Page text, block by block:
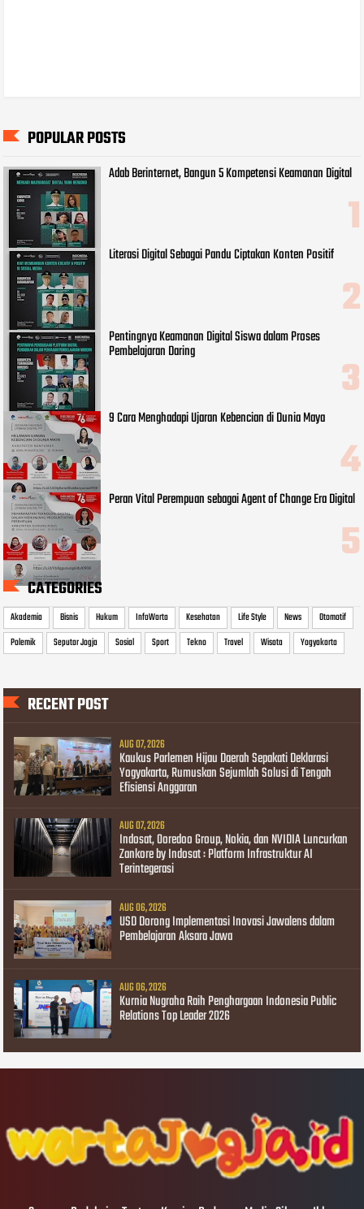
POPULAR POSTS
Adab Berinternet, Bangun 5 Kompetensi Keamanan Digital
Literasi Digital Sebagai Pandu Ciptakan Konten Positif
Pentingnya Keamanan Digital Siswa dalam Proses
Pembelajaran Daring
9 Cara Menghadapi Ujaran Kebencian di Dunia Maya
Peran Vital Perempuan sebagai Agent of Change Era Digital
CATEGORIES
Akademia Bisnis Hukum InfoWarta Kesehatan Life Style News
Otomotif
Polemik
Seputar Jogja Sosial Sport Tekno Travel Wisata Yogyakarta
RECENT POST
AUG 07, 2026
Kaukus Parlemen Hijau Daerah Sepakati Deklarasi
Yogyakarta, Rumuskan Sejumlah Solusi di Tengah
Efisiensi Anggaran
AUG 07, 2026
Indosat, Ooredoo Group, Nokia, dan NVIDIA Luncurkan
Zankore by Indosat : Platform Infrastruktur AI
Terintegerasi
AUG 06, 2026
USD Dorong Implementasi Inovasi Jawalens dalam
Pembelajaran Aksara Jawa
AUG 06, 2026
Kurnia Nugraha Raih Penghargaan Indonesia Public
Relations Top Leader 2026